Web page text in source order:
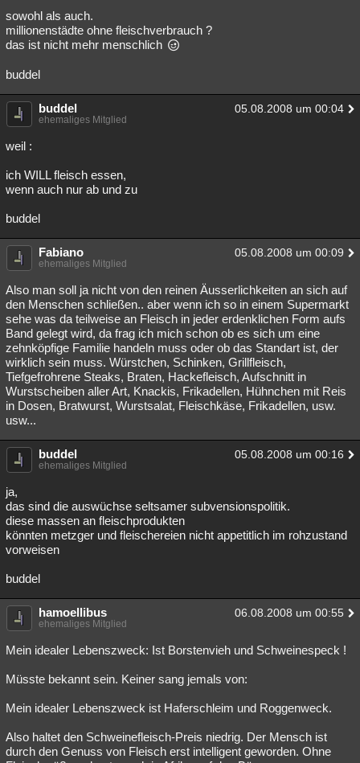
sowohl als auch.
millionenstädte ohne fleischverbrauch ?
das ist nicht mehr menschlich
buddel
buddel 05.08.2008 um 00:04
ehemaliges Mitglied
weil :
ich WILL fleisch essen,
wenn auch nur ab und zu
buddel
Fabiano 05.08.2008 um 00:09
ehemaliges Mitglied
Also man soll ja nicht von den reinen Äusserlichkeiten an sich auf
den Menschen schließen.. aber wenn ich so in einem Supermarkt
sehe was da teilweise an Fleisch in jeder erdenklichen Form aufs
Band gelegt wird, da frag ich mich schon ob es sich um eine
zehnköpfige Familie handeln muss oder ob das Standart ist, der
wirklich sein muss. Würstchen, Schinken, Grillfleisch,
Tiefgefrohrene Steaks, Braten, Hackefleisch, Aufschnitt in
Wurstscheiben aller Art, Knackis, Frikadellen, Hühnchen mit Reis
in Dosen, Bratwurst, Wurstsalat, Fleischkäse, Frikadellen, usw.
usw...
buddel 05.08.2008 um 00:16
ehemaliges Mitglied
ja,
das sind die auswüchse seltsamer subvensionspolitik.
diese massen an fleischprodukten
könnten metzger und fleischereien nicht appetitlich im rohzustand
vorweisen
buddel
hamoellibus 06.08.2008 um 00:55
ehemaliges Mitglied
Mein idealer Lebenszweck: Ist Borstenvieh und Schweinespeck !
Müsste bekannt sein. Keiner sang jemals von:
Mein idealer Lebenszweck ist Haferschleim und Roggenweck.
Also haltet den Schweinefleisch-Preis niedrig. Der Mensch ist
durch den Genuss von Fleisch erst intelligent geworden. Ohne